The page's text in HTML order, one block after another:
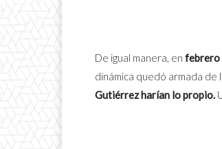
De igual manera, en febrero
dinámica quedó armada de
Gutiérrez harían lo propio.